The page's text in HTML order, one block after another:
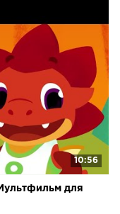
10:56
для